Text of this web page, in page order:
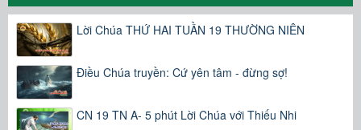
Lời Chúa THỨ HAI TUẦN 19 THƯỜNG NIÊN
Điều Chúa truyền: Cứ yên tâm - đừng sợ!
CN 19 TN A- 5 phút Lời Chúa với Thiếu Nhi